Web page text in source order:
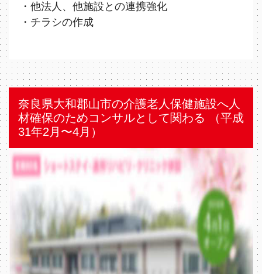
・他法人、他施設との連携強化
・チラシの作成
奈良県大和郡山市の介護老人保健施設へ人
材確保のためコンサルとして関わる （平成
31年2⽉〜4⽉）